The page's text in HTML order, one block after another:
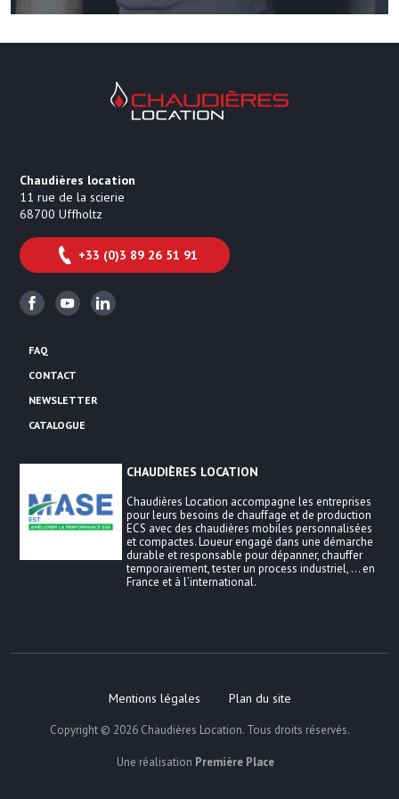
Chaudières Location Location de
Chaudières location
11 rue de la scierie
68700 Uffholtz
+33 (0)3 89 26 51 91
FacebookYoutubeLinkedin
FAQ
CONTACT
NEWSLETTER
CATALOGUE
CHAUDIÈRES LOCATION
Chaudières Location accompagne les entreprises
pour leurs besoins de chauffage et de production
ECS avec des chaudières mobiles personnalisées
et compactes. Loueur engagé dans une démarche
durable et responsable pour dépanner, chauffer
temporairement, tester un process industriel, … en
France et à l’international.
Mentions légales Plan du site
Copyright © 2026 Chaudières Location. Tous droits réservés.
Une réalisation Première Place